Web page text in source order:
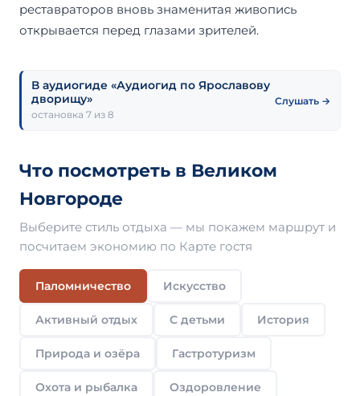
реставраторов вновь знаменитая живопись
открывается перед глазами зрителей.
В аудиогиде «Аудиогид по Ярославову
дворищу»
остановка 7 из 8
Слушать →
Что посмотреть в Великом
Новгороде
Выберите стиль отдыха — мы покажем маршрут и
посчитаем экономию по Карте гостя
Паломничество Искусство
Активный отдых С детьми История
Природа и озёра Гастротуризм
Охота и рыбалка Оздоровление